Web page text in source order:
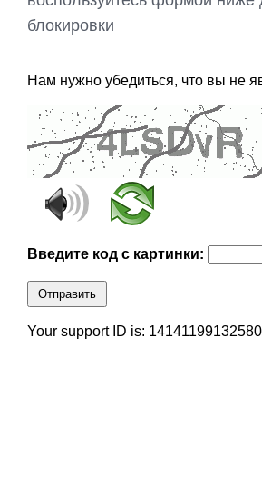
блокировки
Нам нужно убедиться, что вы не
Введите код с картинки:
Отправить
Your support ID is: